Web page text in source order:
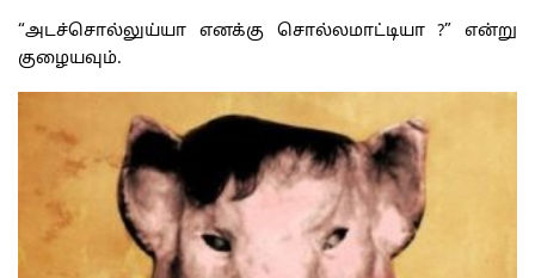
“அடச்சொல்லுய்யா எனக்கு சொல்லமாட்டியா ?” என்று
குழையவும்.